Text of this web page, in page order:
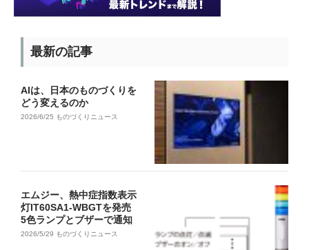
最新の記事
AIは、日本のものづくりを
どう変えるのか
2026/6/25 ものづくりニュース
エムジー、熱中症指数表示
灯IT60SA1-WBGTを発売
5色ランプとブザーで通知
2026/5/29 ものづくりニュース